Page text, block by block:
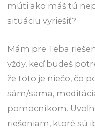
múti ako máš tú
situáciu vyriešiť?
Mám pre Teba
vždy, keď budeš
že toto je niečo, čo
sám/sama,
pomocníkom.
riešeniam, ktoré sú